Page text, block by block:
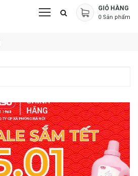
GIỎ HÀNG
0 Sản phẩm